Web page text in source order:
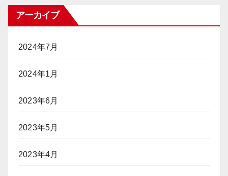
アーカイブ
2024年7月
2024年1月
2023年6月
2023年5月
2023年4月